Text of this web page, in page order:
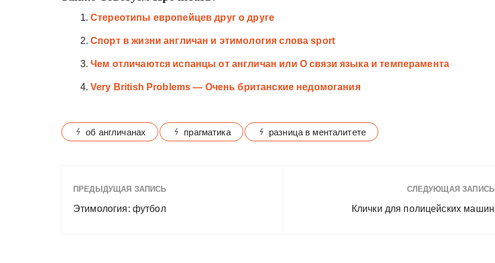
Стереотипы европейцев друг о друге
Спорт в жизни англичан и этимология слова sport
Чем отличаются испанцы от англичан или О связи языка и темперамента
Very British Problems — Очень британские недомогания
об англичанах прагматика разница в менталитете
ПРЕДЫДУЩАЯ ЗАПИСЬ
Этимология: футбол
СЛЕДУЮЩАЯ ЗАПИСЬ
Клички для полицейских машин